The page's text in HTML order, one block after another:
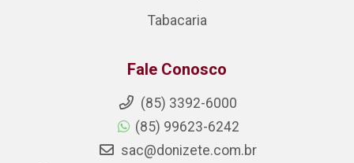
Tabacaria
Fale Conosco
(85) 3392-6000
(85) 99623-6242
sac@donizete.com.br